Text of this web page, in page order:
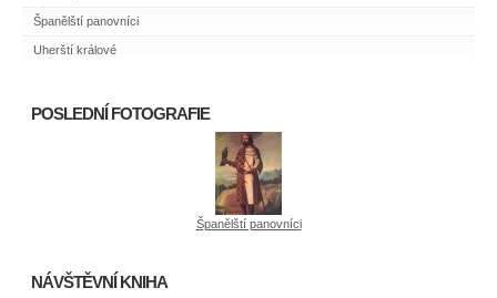
Španělští panovníci
Uherští králové
POSLEDNÍ FOTOGRAFIE
Španělští panovníci
NÁVŠTĚVNÍ KNIHA